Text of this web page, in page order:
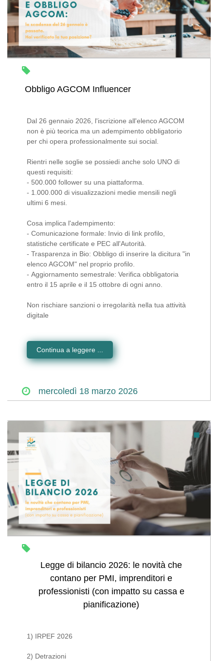
Obbligo AGCOM Influencer
Dal 26 gennaio 2026, l'iscrizione all'elenco AGCOM
non è più teorica ma un adempimento obbligatorio
per chi opera professionalmente sui social.
Rientri nelle soglie se possiedi anche solo UNO di
questi requisiti:
- 500.000 follower su una piattaforma.
- 1.000.000 di visualizzazioni medie mensili negli
ultimi 6 mesi.
Cosa implica l'adempimento:
- Comunicazione formale: Invio di link profilo,
statistiche certificate e PEC all'Autorità.
- Trasparenza in Bio: Obbligo di inserire la dicitura "in
elenco AGCOM" nel proprio profilo.
- Aggiornamento semestrale: Verifica obbligatoria
entro il 15 aprile e il 15 ottobre di ogni anno.
Non rischiare sanzioni o irregolarità nella tua attività
digitale
Continua a leggere ...
mercoledì 18 marzo 2026
Legge di bilancio 2026: le novità che
contano per PMI, imprenditori e
professionisti (con impatto su cassa e
pianificazione)
1) IRPEF 2026
2) Detrazioni